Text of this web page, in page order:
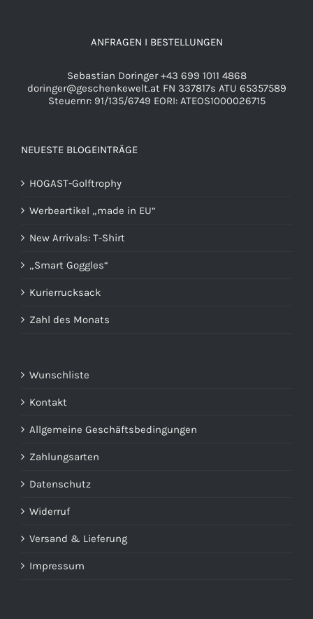
ANFRAGEN I BESTELLUNGEN
Sebastian Doringer +43 699 1011 4868
doringer@geschenkewelt.atFN 337817s ATU 65357589
Steuernr: 91/135/6749 EORI: ATEOS1000026715
NEUESTE BLOGEINTRÄGE
HOGAST-Golftrophy
Werbeartikel „made in EU“
New Arrivals: T-Shirt
„Smart Goggles“
Kurierrucksack
Zahl des Monats
Wunschliste
Kontakt
Allgemeine Geschäftsbedingungen
Zahlungsarten
Datenschutz
Widerruf
Versand & Lieferung
Impressum